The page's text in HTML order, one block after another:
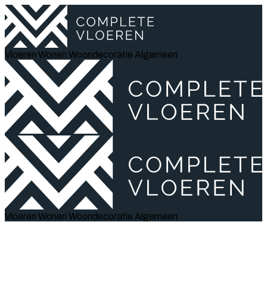
Vloeren Wonen Woondecoratie Algemeen
Vloeren Wonen Woondecoratie Algemeen